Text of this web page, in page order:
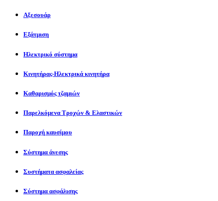
Αξεσουάρ
Εξάτμιση
Ηλεκτρικό σύστημα
Κινητήρας-Ηλεκτρικά κινητήρα
Καθαρισμός τζαμιών
Παρελκόμενα Τροχών & Ελαστικών
Παροχή καυσίμου
Σύστημα άνεσης
Συστήματα ασφαλείας
Σύστημα ασφάλισης